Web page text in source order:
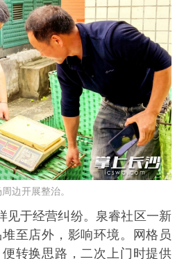
边开展整治。
见于经营纠纷。泉睿社区一新
至店外，影响环境。网格员
转换思路，二次上门时提供